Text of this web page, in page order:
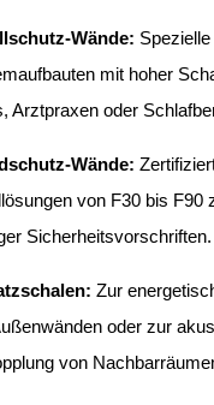
Wände: Spezielle
mit hoher
Arztpraxen oder
Wände:
von F30 bis F90
Sicherheitsvorschriften.
Zur
oder zur
von